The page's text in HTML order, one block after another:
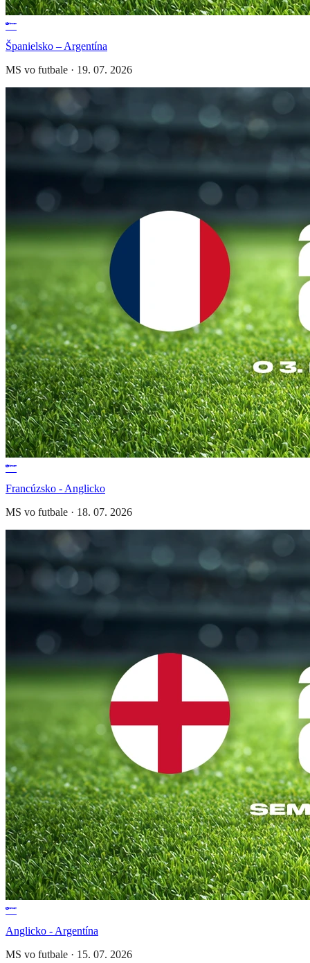
Španielsko – Argentína
MS vo futbale · 19. 07. 2026
Francúzsko - Anglicko
MS vo futbale · 18. 07. 2026
Anglicko - Argentína
MS vo futbale · 15. 07. 2026